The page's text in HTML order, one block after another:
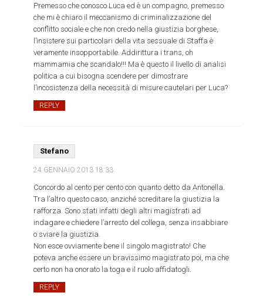
Premesso che conosco Luca ed è un compagno, premesso
che mi è chiaro il meccanismo di criminalizzazione del
conflitto sociale e che non credo nella giustizia borghese,
l’insistere sui particolari della vita sessuale di Staffa è
veramente insopportabile. Addirittura i trans, oh
mammamia che scandalo!!! Ma è questo il livello di analisi
politica a cui bisogna scendere per dimostrare
l’incosistenza della necessità di misure cautelari per Luca?
REPLY
Stefano
24 GENNAIO 2013 18:33
Concordo al cento per cento con quanto detto da Antonella.
Tra l’altro questo caso, anziché screditare la giustizia la
rafforza. Sono stati infatti degli altri magistrati ad
indagare e chiedere l’arresto del collega, senza insabbiare
o sviare la giustizia.
Non esce ovviamente bene il singolo magistrato! Che
poteva anche essere un bravissimo magistrato poi, ma che
certo non ha onorato la toga e il ruolo affidatogli.
REPLY